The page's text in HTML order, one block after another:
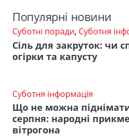
Популярні новини
Суботні поради, Суботня
Сіль для закруток: чи
огірки та капусту
Суботня інформація
Що не можна піднімати
серпня: народні
вітрогона